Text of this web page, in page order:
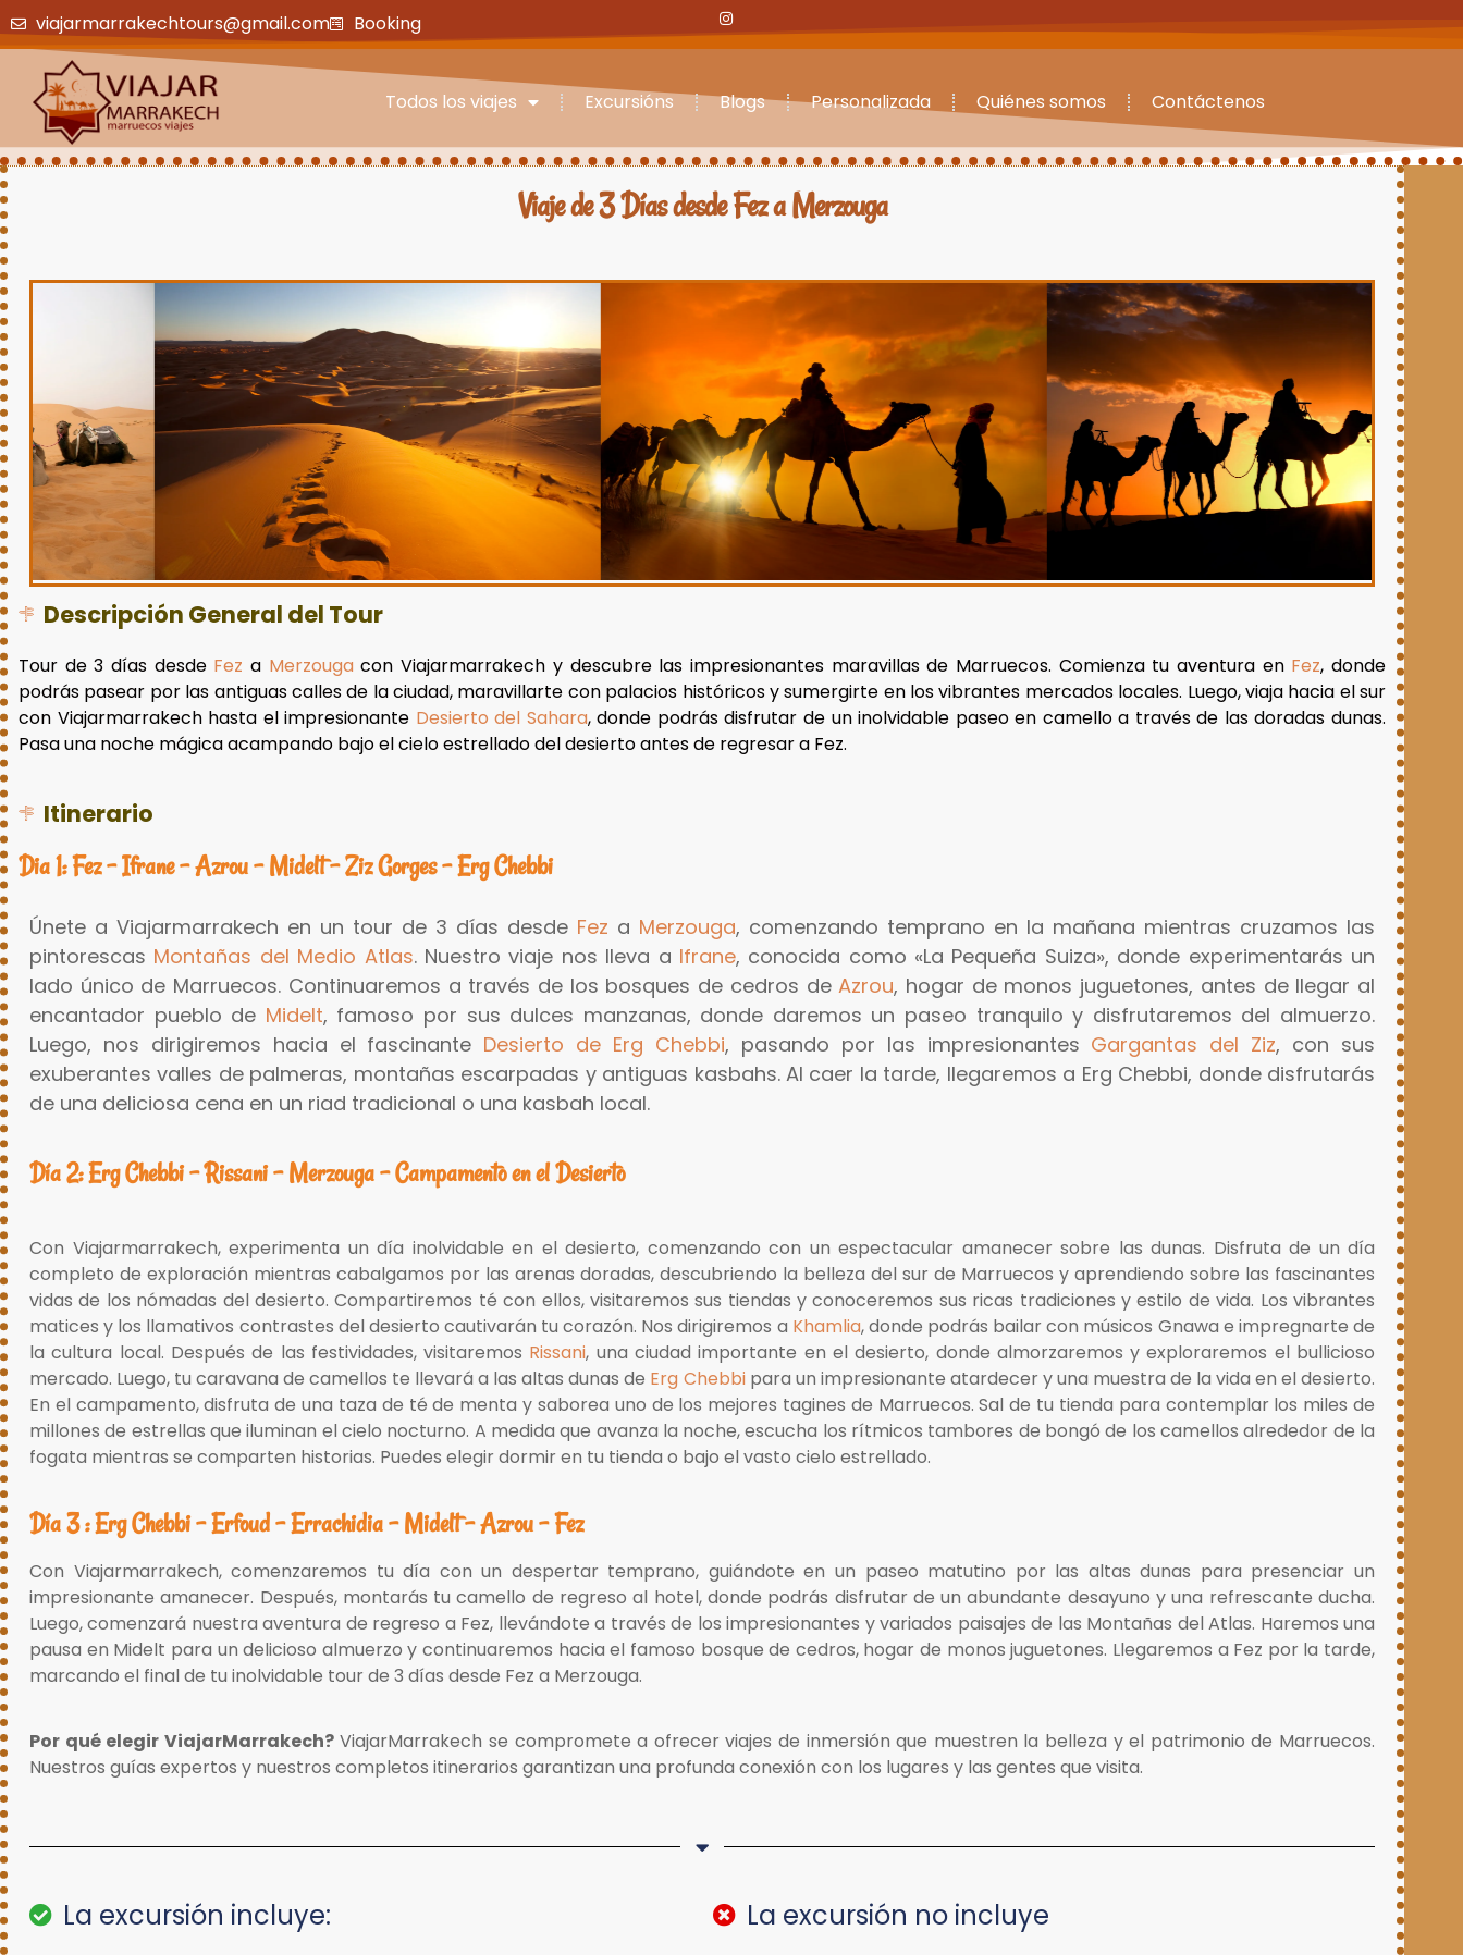
viajarmarrakechtours@gmail.com Booking
Todos los viajes Excursións Blogs Personalizada Quiénes somos Contáctenos
Viaje de 3 Días desde Fez a Merzouga
Descripción General del Tour
Tour de 3 días desde Feza Merzougacon Viajarmarrakech y descubre las impresionantes maravillas de Marruecos. Comienza tu aventura en Fez, donde
podrás pasear por las antiguas calles de la ciudad, maravillarte con palacios históricos y sumergirte en los vibrantes mercados locales. Luego, viaja hacia el sur
con Viajarmarrakech hasta el impresionante Desierto del Sahara, donde podrás disfrutar de un inolvidable paseo en camello a través de las doradas dunas.
Pasa una noche mágica acampando bajo el cielo estrellado del desierto antes de regresar a Fez.
Itinerario
Dia 1: Fez – Ifrane – Azrou – Midelt – Ziz Gorges – Erg Chebbi
Únete a Viajarmarrakech en un tour de 3 días desde Fez a Merzouga, comenzando temprano en la mañana mientras cruzamos las
pintorescas Montañas del Medio Atlas. Nuestro viaje nos lleva a Ifrane, conocida como «La Pequeña Suiza», donde experimentarás un
lado único de Marruecos. Continuaremos a través de los bosques de cedros deAzrou, hogar de monos juguetones, antes de llegar al
encantador pueblo de Midelt, famoso por sus dulces manzanas, donde daremos un paseo tranquilo y disfrutaremos del almuerzo.
Luego, nos dirigiremos hacia el fascinante Desierto de Erg Chebbi, pasando por las impresionantes Gargantas del Ziz, con sus
exuberantes valles de palmeras, montañas escarpadas y antiguas kasbahs. Al caer la tarde, llegaremos a Erg Chebbi, donde disfrutarás
de una deliciosa cena en un riad tradicional o una kasbah local.
Día 2: Erg Chebbi – Rissani – Merzouga – Campamento en el Desierto
Con Viajarmarrakech, experimenta un día inolvidable en el desierto, comenzando con un espectacular amanecer sobre las dunas. Disfruta de un día
completo de exploración mientras cabalgamos por las arenas doradas, descubriendo la belleza del sur de Marruecos y aprendiendo sobre las fascinantes
vidas de los nómadas del desierto. Compartiremos té con ellos, visitaremos sus tiendas y conoceremos sus ricas tradiciones y estilo de vida. Los vibrantes
matices y los llamativos contrastes del desierto cautivarán tu corazón. Nos dirigiremos a Khamlia, donde podrás bailar con músicos Gnawa e impregnarte de
la cultura local. Después de las festividades, visitaremos Rissani, una ciudad importante en el desierto, donde almorzaremos y exploraremos el bullicioso
mercado. Luego, tu caravana de camellos te llevará a las altas dunas de Erg Chebbi para un impresionante atardecer y una muestra de la vida en el desierto.
En el campamento, disfruta de una taza de té de menta y saborea uno de los mejores tagines de Marruecos. Sal de tu tienda para contemplar los miles de
millones de estrellas que iluminan el cielo nocturno. A medida que avanza la noche, escucha los rítmicos tambores de bongó de los camellos alrededor de la
fogata mientras se comparten historias. Puedes elegir dormir en tu tienda o bajo el vasto cielo estrellado.
Día 3 : Erg Chebbi - Erfoud - Errachidia - Midelt - Azrou - Fez
Con Viajarmarrakech, comenzaremos tu día con un despertar temprano, guiándote en un paseo matutino por las altas dunas para presenciar un
impresionante amanecer. Después, montarás tu camello de regreso al hotel, donde podrás disfrutar de un abundante desayuno y una refrescante ducha.
Luego, comenzará nuestra aventura de regreso a Fez, llevándote a través de los impresionantes y variados paisajes de las Montañas del Atlas. Haremos una
pausa en Midelt para un delicioso almuerzo y continuaremos hacia el famoso bosque de cedros, hogar de monos juguetones. Llegaremos a Fez por la tarde,
marcando el final de tu inolvidable tour de 3 días desde Fez a Merzouga.
Por qué elegir ViajarMarrakech?ViajarMarrakech se compromete a ofrecer viajes de inmersión que muestren la belleza y el patrimonio de Marruecos.
Nuestros guías expertos y nuestros completos itinerarios garantizan una profunda conexión con los lugares y las gentes que visita.
La excursión incluye: La excursión no incluye